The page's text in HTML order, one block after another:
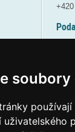
uživatelského
+420
(více